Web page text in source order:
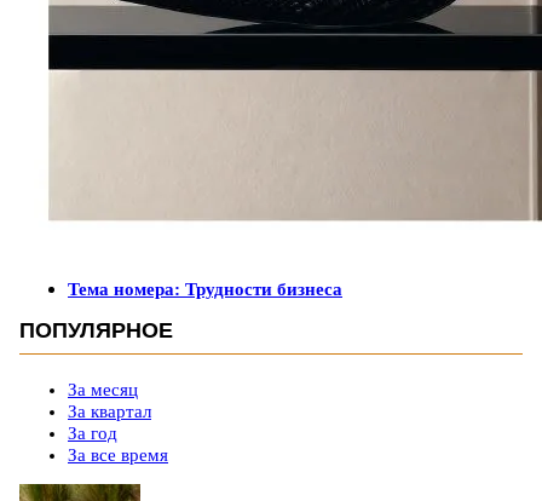
Тема номера: Трудности бизнеса
ПОПУЛЯРНОЕ
За месяц
За квартал
За год
За все время